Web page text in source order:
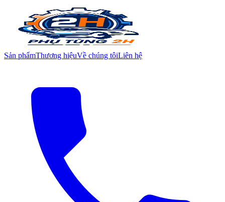
Sản phẩmThương hiệuVề chúng tôiLiên hệ